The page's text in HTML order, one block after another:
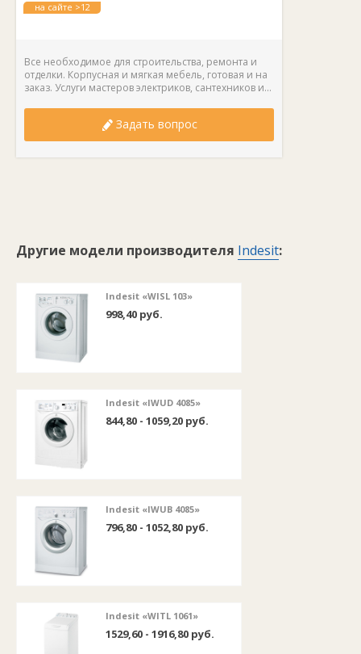
на сайте >12
Все необходимое для строительства, ремонта и
отделки. Корпусная и мягкая мебель, готовая и на
заказ. Услуги мастеров электриков, сантехников и...
Задать вопрос
Другие модели производителя Indesit:
Indesit «WISL 103»
998,40 руб.
Indesit «IWUD 4085»
844,80 - 1059,20 руб.
Indesit «IWUB 4085»
796,80 - 1052,80 руб.
Indesit «WITL 1061»
1529,60 - 1916,80 руб.